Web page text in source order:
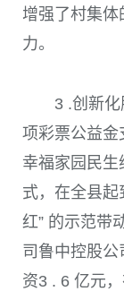
增强了村集体
力。
3 .创新化
项彩票公益金
幸福家园民
式，在全县起
红” 的示范带
司鲁中控股
资3 . 6 亿元